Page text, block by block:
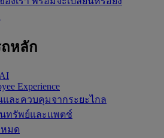
หลัก
Experience
ละควบคุมจากระยะไกล
ทรัพย์และแพตช์
มด